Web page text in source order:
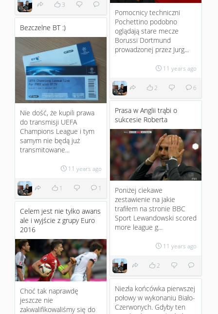
Pomocnicy techniczni
Pochettino podobno
oglądają stare mecze
Borussi Dortmund
prowadzonej przez Jurg...
11 years ago
2 6
3
Bezczelne BT :)
Nie dość, że kupili prawa
do transmisji UEFA
Champions League i tym
samym nie będą już
transmitowane...
11 years ago
1 1
Prasa w Anglii trąbi o
sukcesie Roberta
Poniżej ciekawe
zestawienie na jakie
trafiłem na stronie BBC
Sport Lewandowski scored
more league g...
11 years ago
2
Celem jest nie tylko awans
ale i wyjście z grupy Euro
2016
Choć tak naprawdę
jeszcze nie
zakwalifikowaliśmy się do
Niezła końcówka pierwszej
połowy w wykonaniu Biało-
Czerwonych. Gdyby ten